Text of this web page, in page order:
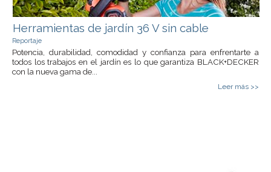
Herramientas de jardín 36 V sin cable
Reportaje
Potencia, durabilidad, comodidad y confianza para enfrentarte a
todos los trabajos en el jardín es lo que garantiza BLACK+DECKER
con la nueva gama de...
Leer más >>